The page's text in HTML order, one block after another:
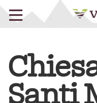
Santi